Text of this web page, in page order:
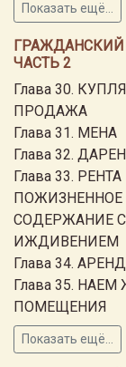
Показать ещё...
ЧАСТЬ 2
Глава 30.
ПРОДАЖА
Глава 31. МЕНА
Глава 32.
Глава 33. РЕНТА
ПОЖИЗНЕННОЕ
СОДЕРЖАНИЕ С
ИЖДИВЕНИЕМ
Глава 34.
Глава 35.
ПОМЕЩЕНИЯ
Показать ещё...